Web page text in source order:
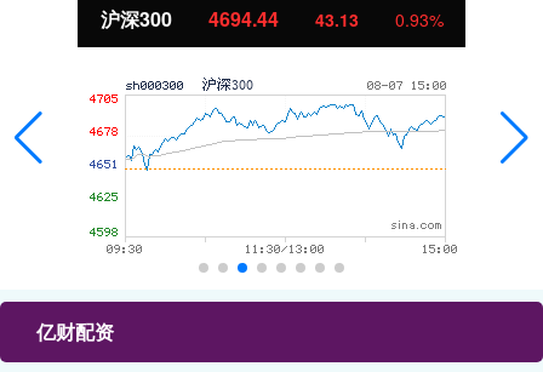
北证50 1134.24 11.37
亿财配资